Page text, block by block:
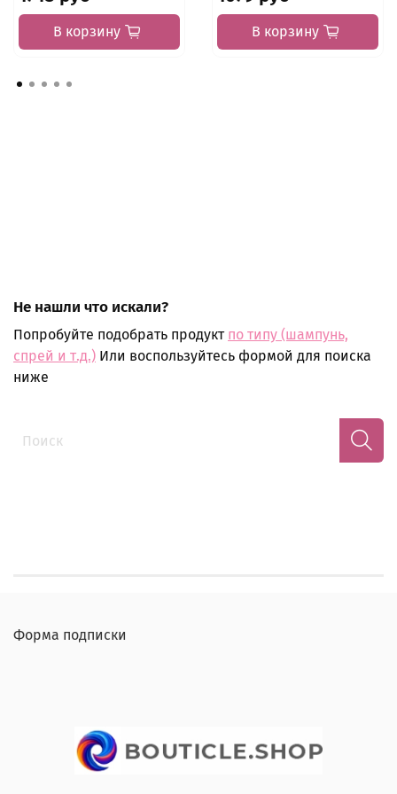
В корзину В корзину
Не нашли что искали?
Попробуйте подобрать продукт по типу (шампунь,
спрей и т.д.) Или воспользуйтесь формой для поиска
ниже
Форма подписки